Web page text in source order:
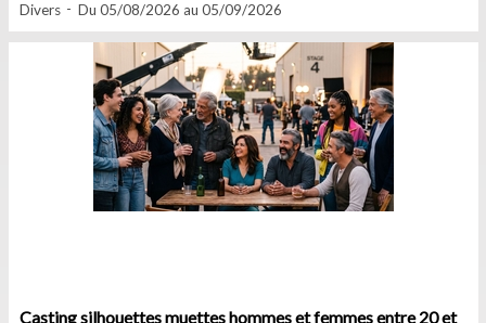
Divers Du 05/08/2026 au 05/09/2026
Casting silhouettes muettes hommes et femmes entre 20 et